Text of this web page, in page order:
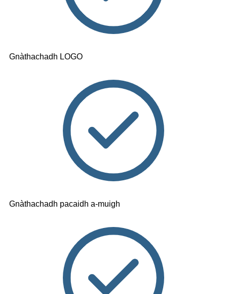
Gnàthachadh LOGO
Gnàthachadh pacaidh a-muigh